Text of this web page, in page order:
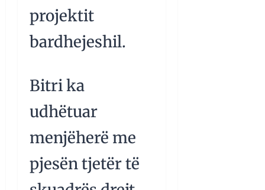
projektit
bardhejeshil.
Bitri ka
udhëtuar
menjëherë me
pjesën tjetër të